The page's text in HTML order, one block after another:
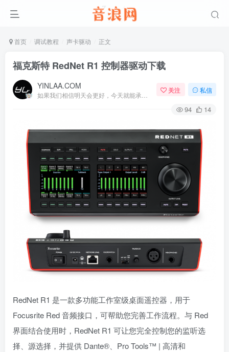
首页 调试教程 声卡驱动 正文
福克斯特 RedNet R1 控制器驱动下载
YINLAA.COM 关注 私信
94 14
RedNet R1 是一款多功能工作室级桌面遥控器，用于
Focusrite Red 音频接口，可帮助您完善工作流程。与 Red
界面结合使用时，RedNet R1 可让您完全控制您的监听选
择、源选择，并提供 Dante®、Pro Tools™ | 高清和